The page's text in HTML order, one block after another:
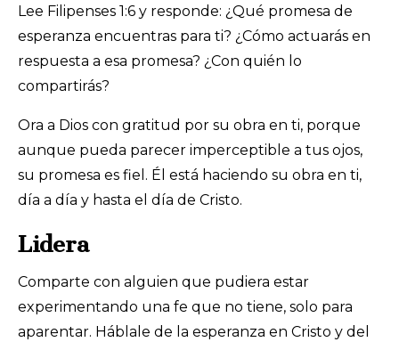
Lee Filipenses 1:6 y responde: ¿Qué promesa de
esperanza encuentras para ti? ¿Cómo actuarás en
respuesta a esa promesa? ¿Con quién lo
compartirás?
Ora a Dios con gratitud por su obra en ti, porque
aunque pueda parecer imperceptible a tus ojos,
su promesa es fiel. Él está haciendo su obra en ti,
día a día y hasta el día de Cristo.
Lidera
Comparte con alguien que pudiera estar
experimentando una fe que no tiene, solo para
aparentar. Háblale de la esperanza en Cristo y del